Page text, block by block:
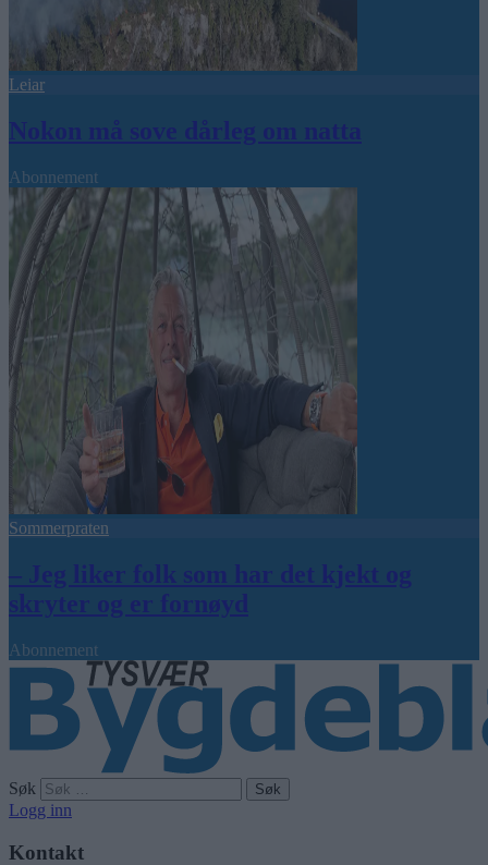
Leiar
Nokon må sove dårleg om natta
Abonnement
Sommerpraten
– Jeg liker folk som har det kjekt og
skryter og er fornøyd
Abonnement
Søk
Logg inn
Kontakt